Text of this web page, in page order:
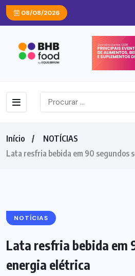
08/08/2026
Início
NOTÍCIAS
Lata resfria bebida em 90 segundos
NOTÍCIAS
Lata resfria bebida em
energia elétrica